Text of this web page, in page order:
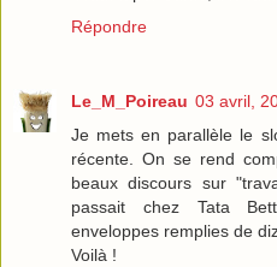
Répondre
Le_M_Poireau 03 avril,
Je mets en parallèle le
récente. On se rend
beaux discours sur
passait chez Tata
enveloppes remplies de
Voilà !